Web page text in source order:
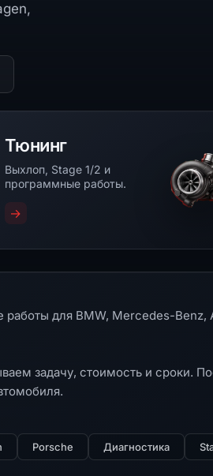
Тюнинг
Выхлоп, Stage 1/2 и
программные работы.
→
для BMW, Mercedes-
задачу, стоимость и сроки.
Porsche Диагностика